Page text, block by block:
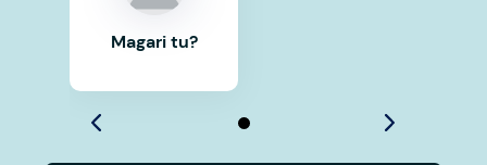
Magari tu?